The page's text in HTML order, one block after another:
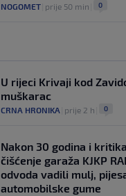
NOGOMET prije 50 min 0
U rijeci Krivaji kod
muškarac
CRNA HRONIKA prije 2 h 0
Nakon 30 godina i
čišćenje garaža KJKP
odvoda vadili mulj,
automobilske gume